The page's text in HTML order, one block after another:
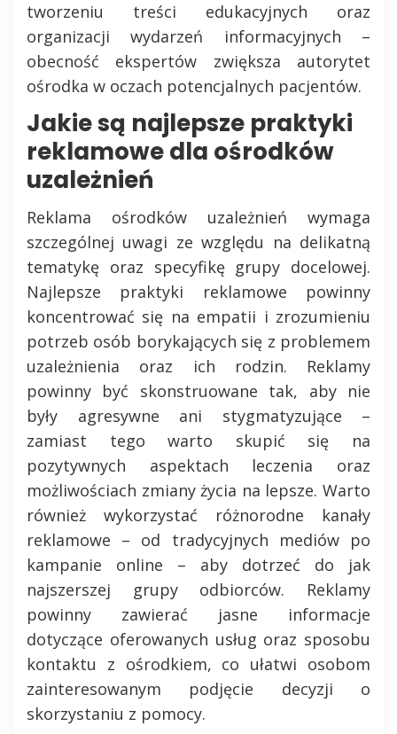
tworzeniu treści edukacyjnych oraz
organizacji wydarzeń informacyjnych –
obecność ekspertów zwiększa autorytet
ośrodka w oczach potencjalnych pacjentów.
Jakie są najlepsze praktyki
reklamowe dla ośrodków
uzależnień
Reklama ośrodków uzależnień wymaga
szczególnej uwagi ze względu na delikatną
tematykę oraz specyfikę grupy docelowej.
Najlepsze praktyki reklamowe powinny
koncentrować się na empatii i zrozumieniu
potrzeb osób borykających się z problemem
uzależnienia oraz ich rodzin. Reklamy
powinny być skonstruowane tak, aby nie
były agresywne ani stygmatyzujące –
zamiast tego warto skupić się na
pozytywnych aspektach leczenia oraz
możliwościach zmiany życia na lepsze. Warto
również wykorzystać różnorodne kanały
reklamowe – od tradycyjnych mediów po
kampanie online – aby dotrzeć do jak
najszerszej grupy odbiorców. Reklamy
powinny zawierać jasne informacje
dotyczące oferowanych usług oraz sposobu
kontaktu z ośrodkiem, co ułatwi osobom
zainteresowanym podjęcie decyzji o
skorzystaniu z pomocy.